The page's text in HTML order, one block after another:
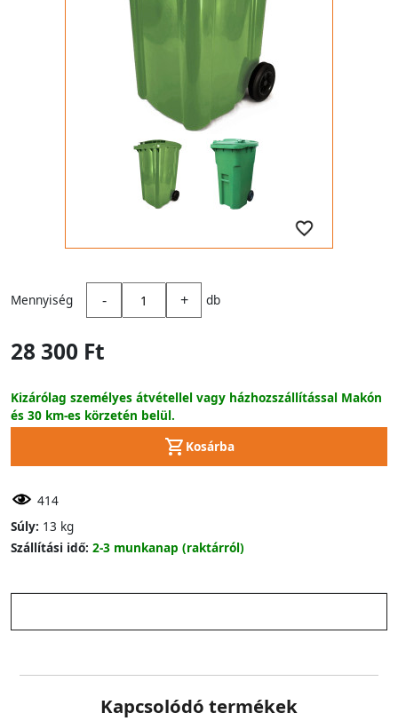
Mennyiség - + db
28 300 Ft
Kizárólag személyes átvétellel vagy házhozszállítással Makón
és 30 km-es körzetén belül.
Kosárba
414
Súly: 13 kg
Szállítási idő: 2-3 munkanap (raktárról)
Kapcsolódó termékek